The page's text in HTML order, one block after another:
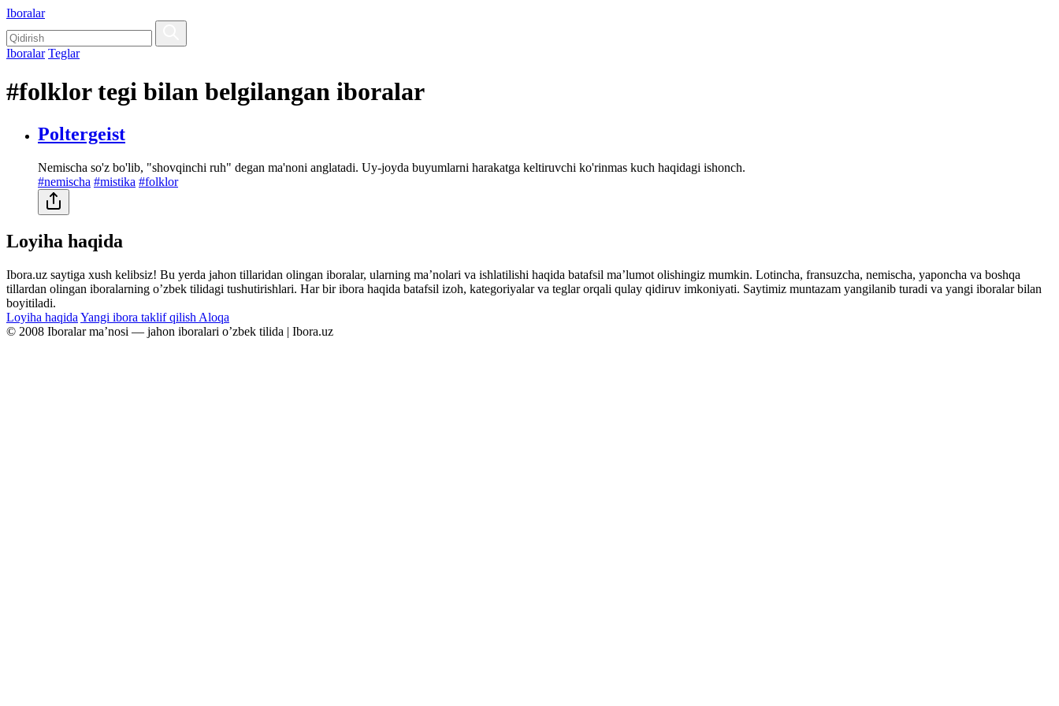
Iboralar
Iboralar Teglar
#folklor tegi bilan belgilangan iboralar
Poltergeist
Nemischa so'z bo'lib, "shovqinchi ruh" degan ma'noni anglatadi. Uy-joyda buyumlarni harakatga keltiruvchi ko'rinmas kuch haqidagi ishonch.
#nemischa #mistika #folklor
Loyiha haqida
Ibora.uz saytiga xush kelibsiz! Bu yerda jahon tillaridan olingan iboralar, ularning maʼnolari va ishlatilishi haqida batafsil maʼlumot olishingiz mumkin. Lotincha, fransuzcha, nemischa, yaponcha va boshqa
tillardan olingan iboralarning oʼzbek tilidagi tushutirishlari. Har bir ibora haqida batafsil izoh, kategoriyalar va teglar orqali qulay qidiruv imkoniyati. Saytimiz muntazam yangilanib turadi va yangi iboralar bilan
boyitiladi.
Loyiha haqida Yangi ibora taklif qilish Aloqa
© 2008 Iboralar maʼnosi — jahon iboralari oʼzbek tilida | Ibora.uz